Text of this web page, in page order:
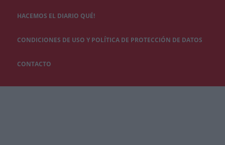
HACEMOS EL DIARIO QUÉ!
CONDICIONES DE USO Y POLÍTICA DE PROTECCIÓN DE DATOS
CONTACTO